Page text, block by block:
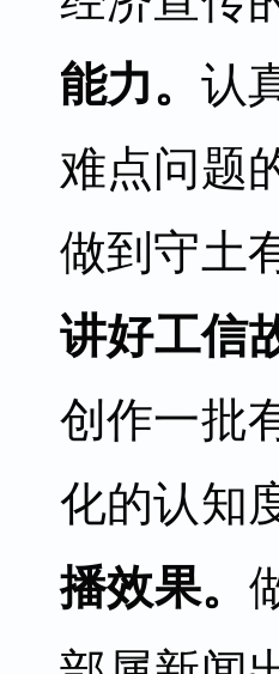
能力。 认
难点问题
做到守土
讲好工信
创作一批
化的认知
播效果。